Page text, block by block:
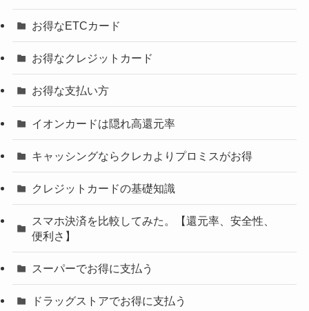
お得なETCカード
お得なクレジットカード
お得な支払い方
イオンカードは隠れ高還元率
キャッシングならクレカよりプロミスがお得
クレジットカードの基礎知識
スマホ決済を比較してみた。【還元率、安全性、
便利さ】
スーパーでお得に支払う
ドラッグストアでお得に支払う